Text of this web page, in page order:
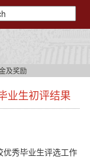
及奖励
业生初评结果
优秀毕业生评选工作